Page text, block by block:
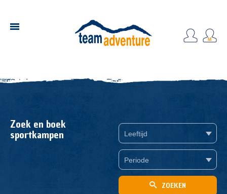
Zoek en boek
sportkampen Leeftijd
Periode
ZOEKEN